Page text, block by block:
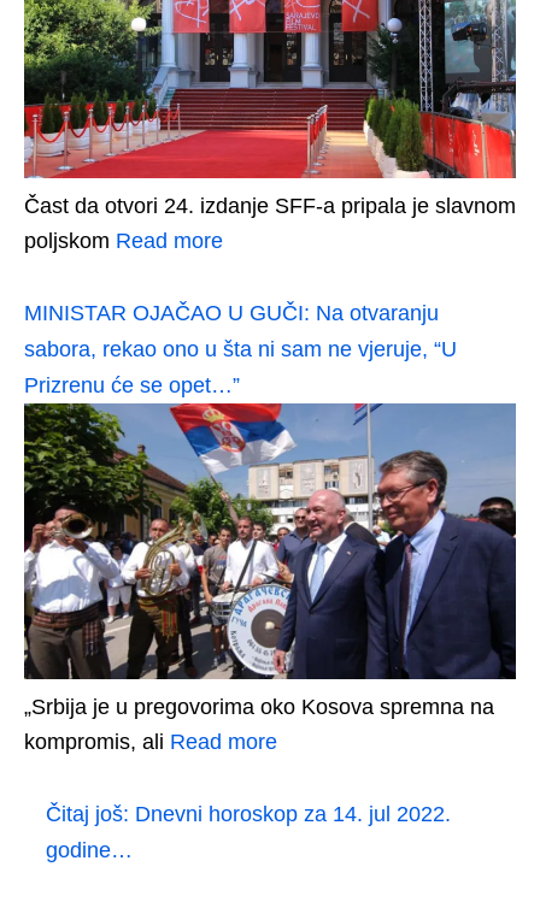
Čast da otvori 24. izdanje SFF-a pripala je slavnom
poljskom Read more
MINISTAR OJAČAO U GUČI: Na otvaranju
sabora, rekao ono u šta ni sam ne vjeruje, “U
Prizrenu će se opet…”
„Srbija je u pregovorima oko Kosova spremna na
kompromis, ali Read more
Čitaj još: Dnevni horoskop za 14. jul 2022.
godine…